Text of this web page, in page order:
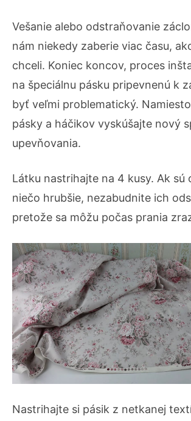
Vešanie alebo odstraňovanie
nám niekedy zaberie viac času,
chceli. Koniec koncov, proces
na špeciálnu pásku pripevnenú k
byť veľmi problematický.
pásky a háčikov vyskúšajte nový
upevňovania.
Látku nastrihajte na 4 kusy. Ak sú
niečo hrubšie, nezabudnite ich
pretože sa môžu počas prania
Nastrihajte si pásik z netkanej